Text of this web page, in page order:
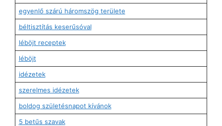
egyenlő szárú háromszög területe
béltisztítás keserűsóval
léböjt receptek
léböjt
idézetek
szerelmes idézetek
boldog születésnapot kívánok
5 betűs szavak